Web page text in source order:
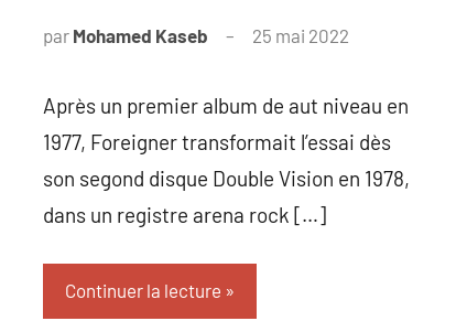
par Mohamed Kaseb 25 mai 2022
Après un premier album de aut niveau en
1977, Foreigner transformait l’essai dès
son segond disque Double Vision en 1978,
dans un registre arena rock […]
Continuer la lecture